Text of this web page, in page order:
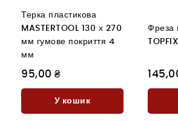
Терка пластикова
MASTERTOOL 130 х 270
мм гумове покриття 4
мм
95,00 ₴
У кошик
Фреза